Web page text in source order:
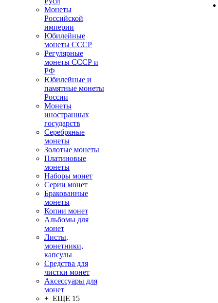
Монеты
Российской
империи
Юбилейные
монеты СССР
Регулярные
монеты СССР и
РФ
Юбилейные и
памятные монеты
России
Монеты
иностранных
государств
Серебряные
монеты
Золотые монеты
Платиновые
монеты
Наборы монет
Серии монет
Бракованные
монеты
Копии монет
Альбомы для
монет
Листы,
монетники,
капсулы
Средства для
чистки монет
Аксессуары для
монет
+ ЕЩЕ 15